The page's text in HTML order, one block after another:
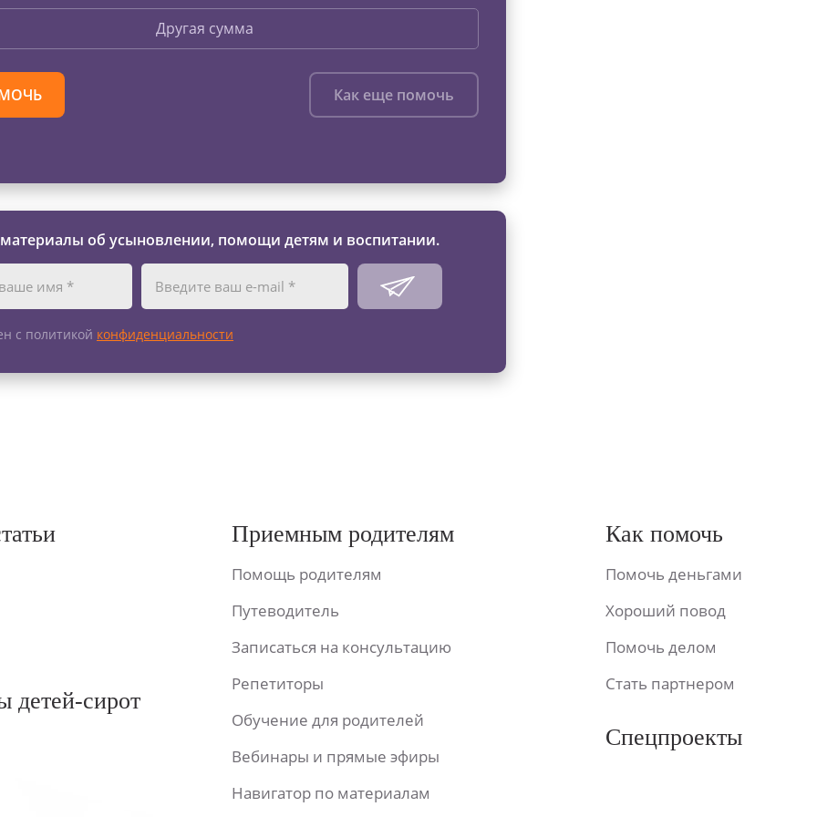
Другая сумма
Как еще помочь
об усыновлении, помощи детям и воспитании.
с политикой конфиденциальности
детей-сирот
Приемным родителям
Помощь родителям
Путеводитель
Записаться на консультацию
Репетиторы
Обучение для родителей
Вебинары и прямые эфиры
Навигатор по материалам
Как помочь
Помочь деньгами
Хороший повод
Помочь делом
Стать партнером
Спецпроекты